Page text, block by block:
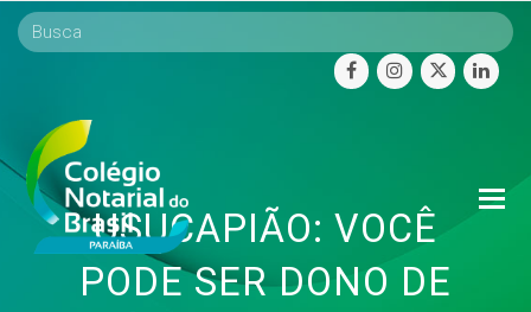
facebookinstagram
twitter
USUCAPIÃO: VOCÊ
PODE SER DONO DE